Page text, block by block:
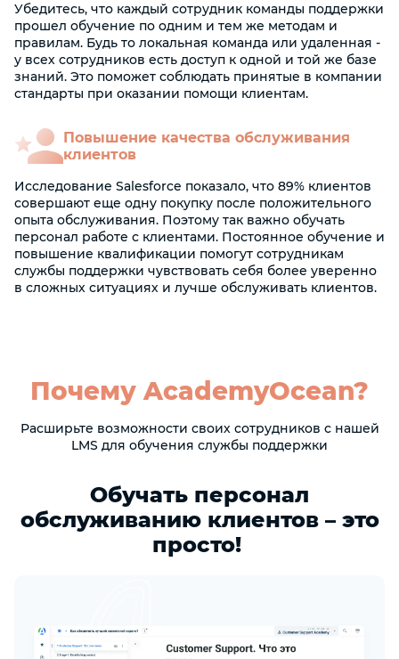
Убедитесь, что каждый сотрудник команды поддержки
прошел обучение по одним и тем же методам и
правилам. Будь то локальная команда или удаленная -
у всех сотрудников есть доступ к одной и той же базе
знаний. Это поможет соблюдать принятые в компании
стандарты при оказании помощи клиентам.
Повышение качества обслуживания
клиентов
Исследование Salesforce показало, что 89% клиентов
совершают еще одну покупку после положительного
опыта обслуживания. Поэтому так важно обучать
персонал работе с клиентами. Постоянное обучение и
повышение квалификации помогут сотрудникам
службы поддержки чувствовать себя более уверенно
в сложных ситуациях и лучше обслуживать клиентов.
Почему AcademyOcean?
Расширьте возможности своих сотрудников с нашей
LMS для обучения службы поддержки
Обучать персонал
обслуживанию клиентов – это
просто!